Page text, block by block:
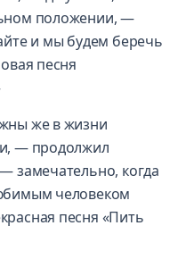
положении, —
и мы будем беречь
песня
же в жизни
— продолжил
замечательно, когда
человеком
песня «Пить